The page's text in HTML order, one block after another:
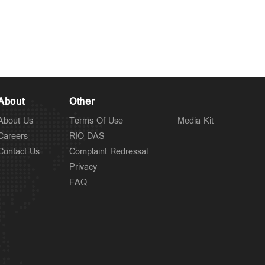
പോറ്റി വളര്‍ത്തുന്നവരേയും
ചെന്നിത്തല
Us
Us
Other
Terms Of Use
RIO DAS
Complaint Redressal
Privacy
FAQ
Media Kit